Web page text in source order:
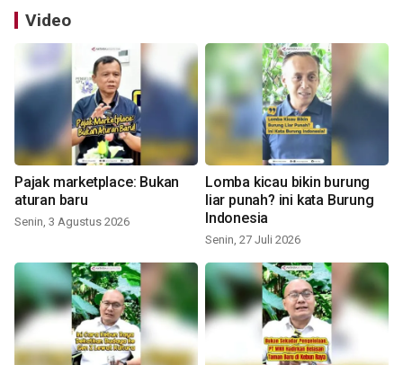
Video
Pajak marketplace: Bukan
aturan baru
Senin, 3 Agustus 2026
Lomba kicau bikin burung
liar punah? ini kata Burung
Indonesia
Senin, 27 Juli 2026